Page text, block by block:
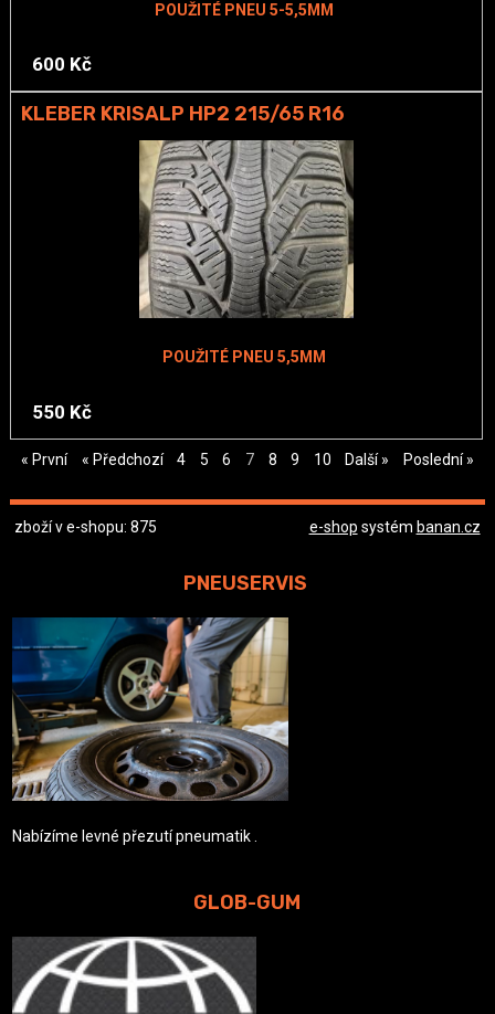
POUŽITÉ PNEU 5-5,5MM
600 Kč
KLEBER KRISALP HP2 215/65 R16
POUŽITÉ PNEU 5,5MM
550 Kč
« První « Předchozí 4 5 6 7 8 9 10 Další » Poslední »
zboží v e-shopu: 875 e-shop systém banan.cz
PNEUSERVIS
Nabízíme levné přezutí pneumatik .
GLOB-GUM